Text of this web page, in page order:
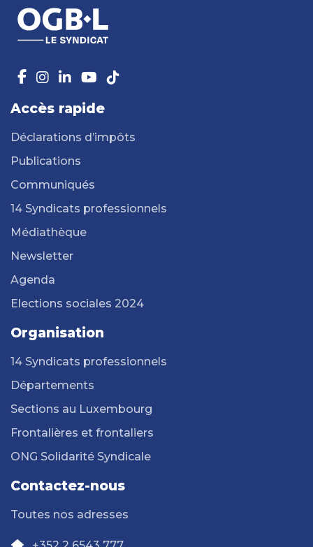
Accès rapide
Déclarations d’impôts
Publications
Communiqués
14 Syndicats professionnels
Médiathèque
Newsletter
Agenda
Elections sociales 2024
Organisation
14 Syndicats professionnels
Départements
Sections au Luxembourg
Frontalières et frontaliers
ONG Solidarité Syndicale
Contactez-nous
Toutes nos adresses